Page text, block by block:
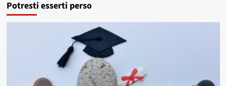
Potresti esserti perso